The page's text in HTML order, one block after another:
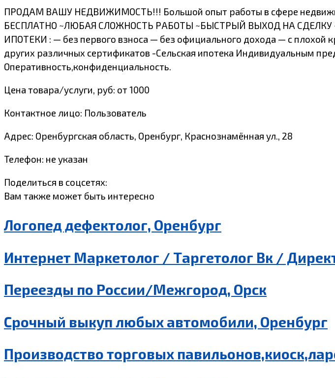
ПРОДАМ ВАШУ НЕДВИЖИМОСТЬ!!! Большой опыт работы в сфере
БЕСПЛАТНО ~ЛЮБАЯ СЛОЖНОСТЬ РАБОТЫ ~БЫСТРЫЙ ВЫХОД НА СДЕЛКУ
ИПОТЕКИ : — без первого взноса — без официального дохода — с плохой
других различных сертификатов -Сельская ипотека Индивидуальным
Оперативность,конфиденциальность.
Цена товара/услуги, руб: от 1000
Контактное лицо: Пользователь
Адрес: Оренбургская область, Оренбург, Краснознамённая ул., 28
Телефон: не указан
Поделиться в соцсетях:
Вам также может быть интересно
Логопед дефектолог, Оренбург
Интернет Маркетолог / Таргетолог Вк /
Переезды по России/Межгород, Орск
Срочный выкуп любых автомобили, Оренбург
Производство торговых